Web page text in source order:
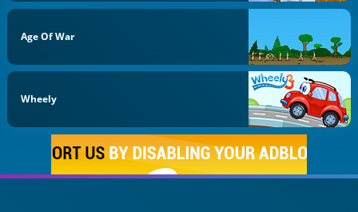
Age Of War
Wheely